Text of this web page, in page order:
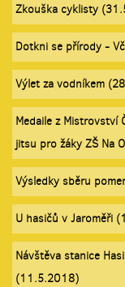
Zkouška cyklisty
Dotkni se přírody -
Výlet za vodníkem
Medaile z Mistrovství
jitsu pro žáky ZŠ Na
Výsledky sběru
U hasičů v Jaroměři
Návštěva stanice
(11.5.2018)